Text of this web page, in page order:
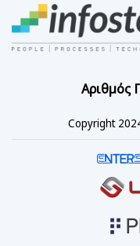
Αριθμός
Copyright